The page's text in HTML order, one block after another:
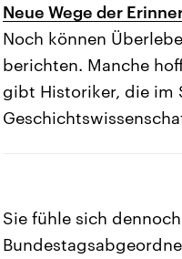
Neue Wege der
Noch können
berichten. Manche
gibt Historiker, die im
Sie fühle sich